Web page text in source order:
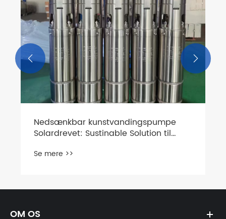
Nedsænkbar kunstvandingspumpe
Solardrevet: Sustinable Solution til
Se mere >>
 
OM OS